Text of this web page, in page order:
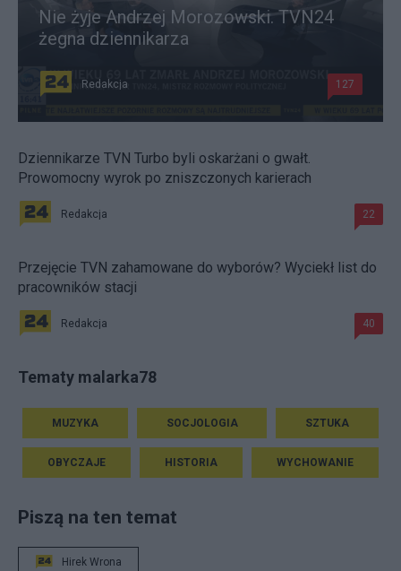
Nie żyje Andrzej Morozowski. TVN24
żegna dziennikarza
Redakcja 127
Dziennikarze TVN Turbo byli oskarżani o gwałt.
Prowomocny wyrok po zniszczonych karierach
Redakcja 22
Przejęcie TVN zahamowane do wyborów? Wyciekł list do
pracowników stacji
Redakcja 40
Tematy malarka78
MUZYKA SOCJOLOGIA SZTUKA
OBYCZAJE HISTORIA WYCHOWANIE
Piszą na ten temat
Hirek Wrona